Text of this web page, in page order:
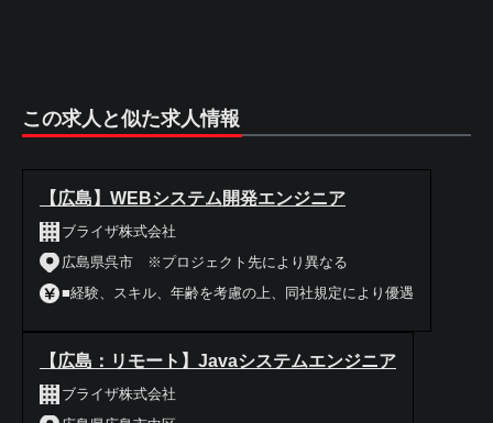
この求人と似た求人情報
【広島】WEBシステム開発エンジニア
ブライザ株式会社
広島県呉市 ※プロジェクト先により異なる
■経験、スキル、年齢を考慮の上、同社規定により優遇
【広島：リモート】Javaシステムエンジニア
ブライザ株式会社